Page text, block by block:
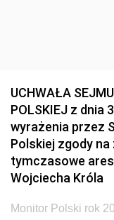
UCHWAŁA
POLSKIEJ z dnia
wyrażenia przez
Polskiej zgody
tymczasowe
Wojciecha Króla
Monitor Polski rok